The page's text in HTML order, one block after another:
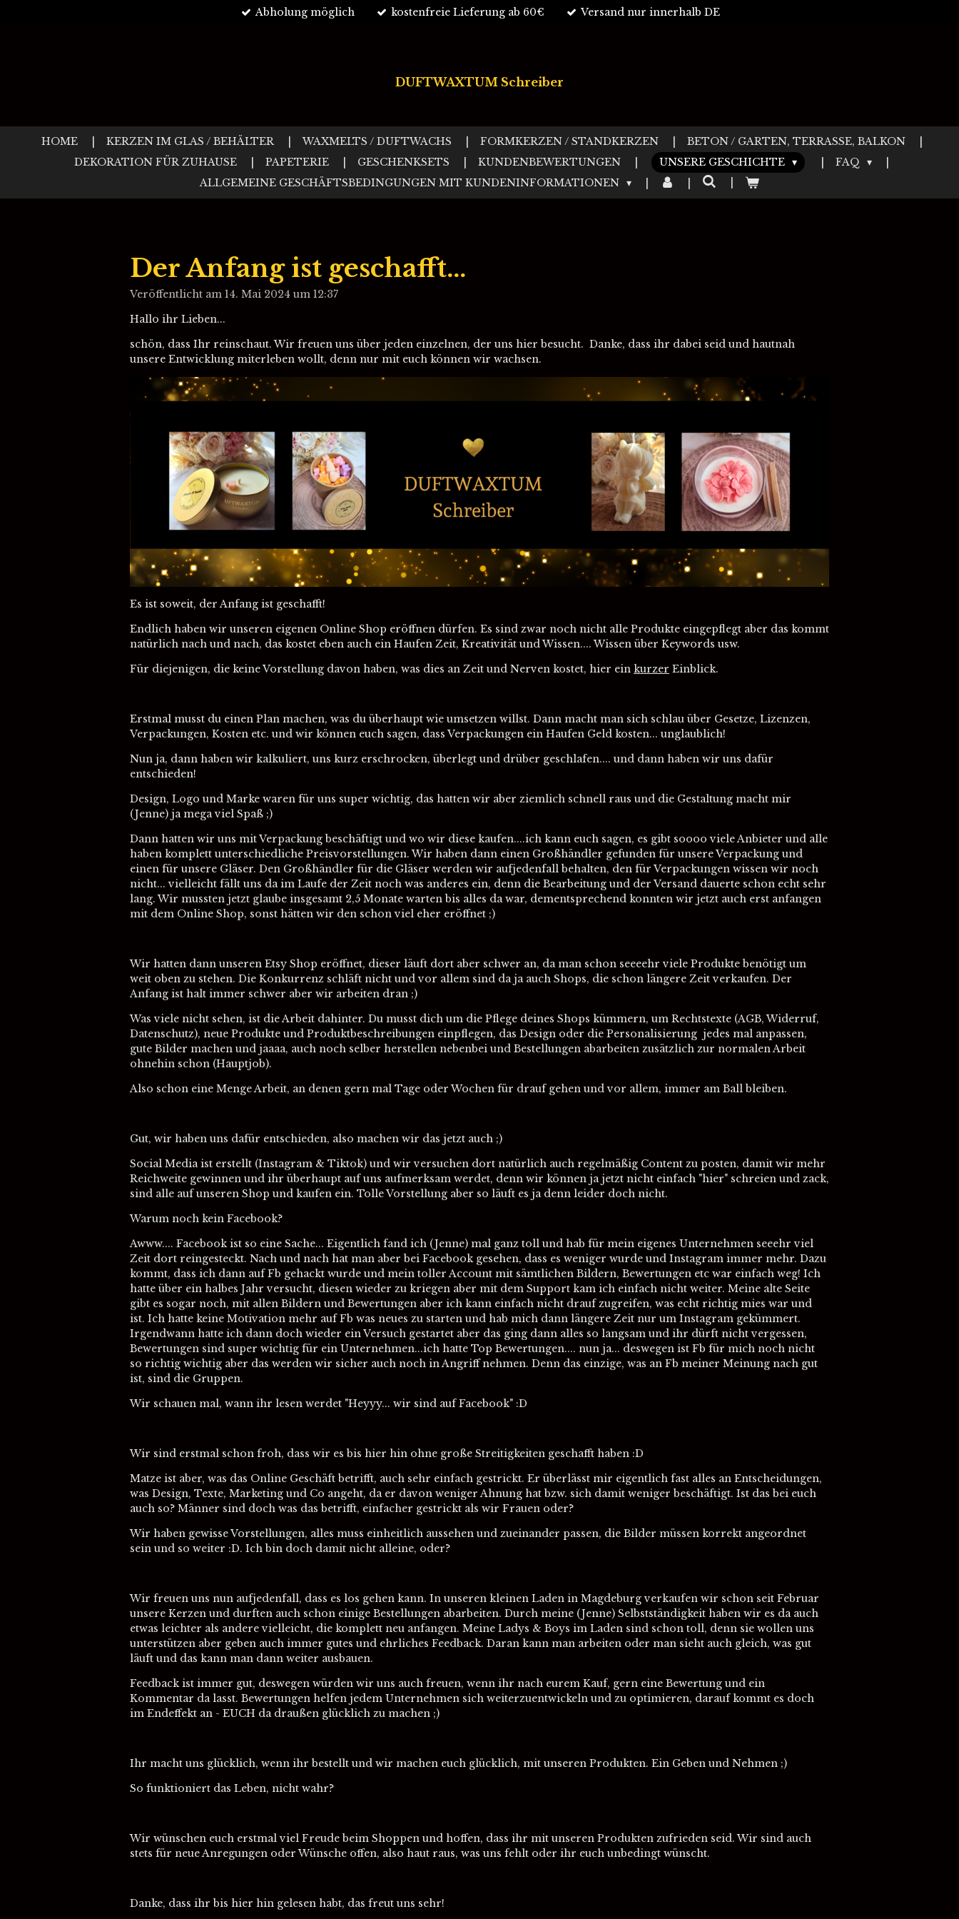
Abholung möglich kostenfreie Lieferung ab 60€ Versand nur innerhalb DE
DUFTWAXTUM Schreiber
HOME KERZEN IM GLAS / BEHÄLTER WAXMELTS / DUFTWACHS FORMKERZEN / STANDKERZEN
BETON / GARTEN, TERRASSE, BALKON
DEKORATION FÜR ZUHAUSE
PAPETERIE GESCHENKSETS KUNDENBEWERTUNGEN UNSERE GESCHICHTE
FAQ
ALLGEMEINE GESCHÄFTSBEDINGUNGEN MIT KUNDENINFORMATIONEN
Der Anfang ist geschafft...
Veröffentlicht am 14. Mai 2024 um 12:37
Hallo ihr Lieben...
schön, dass Ihr reinschaut. Wir freuen uns über jeden einzelnen, der uns hier besucht. Danke, dass ihr dabei seid und hautnah
unsere Entwicklung miterleben wollt, denn nur mit euch können wir wachsen.
Es ist soweit, der Anfang ist geschafft!
Endlich haben wir unseren eigenen Online Shop eröffnen dürfen. Es sind zwar noch nicht alle Produkte eingepflegt aber das kommt
natürlich nach und nach, das kostet eben auch ein Haufen Zeit, Kreativität und Wissen.... Wissen über Keywords usw.
Für diejenigen, die keine Vorstellung davon haben, was dies an Zeit und Nerven kostet, hier ein kurzer Einblick.
Erstmal musst du einen Plan machen, was du überhaupt wie umsetzen willst. Dann macht man sich schlau über Gesetze, Lizenzen,
Verpackungen, Kosten etc. und wir können euch sagen, dass Verpackungen ein Haufen Geld kosten... unglaublich!
Nun ja, dann haben wir kalkuliert, uns kurz erschrocken, überlegt und drüber geschlafen.... und dann haben wir uns dafür
entschieden!
Design, Logo und Marke waren für uns super wichtig, das hatten wir aber ziemlich schnell raus und die Gestaltung macht mir
(Jenne) ja mega viel Spaß ;)
Dann hatten wir uns mit Verpackung beschäftigt und wo wir diese kaufen....ich kann euch sagen, es gibt soooo viele Anbieter und alle
haben komplett unterschiedliche Preisvorstellungen. Wir haben dann einen Großhändler gefunden für unsere Verpackung und
einen für unsere Gläser. Den Großhändler für die Gläser werden wir aufjedenfall behalten, den für Verpackungen wissen wir noch
nicht... vielleicht fällt uns da im Laufe der Zeit noch was anderes ein, denn die Bearbeitung und der Versand dauerte schon echt sehr
lang. Wir mussten jetzt glaube insgesamt 2,5 Monate warten bis alles da war, dementsprechend konnten wir jetzt auch erst anfangen
mit dem Online Shop, sonst hätten wir den schon viel eher eröffnet ;)
Wir hatten dann unseren Etsy Shop eröffnet, dieser läuft dort aber schwer an, da man schon seeeehr viele Produkte benötigt um
weit oben zu stehen. Die Konkurrenz schläft nicht und vor allem sind da ja auch Shops, die schon längere Zeit verkaufen. Der
Anfang ist halt immer schwer aber wir arbeiten dran ;)
Was viele nicht sehen, ist die Arbeit dahinter. Du musst dich um die Pflege deines Shops kümmern, um Rechtstexte (AGB, Widerruf,
Datenschutz), neue Produkte und Produktbeschreibungen einpflegen, das Design oder die Personalisierung jedes mal anpassen,
gute Bilder machen und jaaaa, auch noch selber herstellen nebenbei und Bestellungen abarbeiten zusätzlich zur normalen Arbeit
ohnehin schon (Hauptjob).
Also schon eine Menge Arbeit, an denen gern mal Tage oder Wochen für drauf gehen und vor allem, immer am Ball bleiben.
Gut, wir haben uns dafür entschieden, also machen wir das jetzt auch ;)
Social Media ist erstellt (Instagram & Tiktok) und wir versuchen dort natürlich auch regelmäßig Content zu posten, damit wir mehr
Reichweite gewinnen und ihr überhaupt auf uns aufmerksam werdet, denn wir können ja jetzt nicht einfach "hier" schreien und zack,
sind alle auf unseren Shop und kaufen ein. Tolle Vorstellung aber so läuft es ja denn leider doch nicht.
Warum noch kein Facebook?
Awww.... Facebook ist so eine Sache... Eigentlich fand ich (Jenne) mal ganz toll und hab für mein eigenes Unternehmen seeehr viel
Zeit dort reingesteckt. Nach und nach hat man aber bei Facebook gesehen, dass es weniger wurde und Instagram immer mehr. Dazu
kommt, dass ich dann auf Fb gehackt wurde und mein toller Account mit sämtlichen Bildern, Bewertungen etc war einfach weg! Ich
hatte über ein halbes Jahr versucht, diesen wieder zu kriegen aber mit dem Support kam ich einfach nicht weiter. Meine alte Seite
gibt es sogar noch, mit allen Bildern und Bewertungen aber ich kann einfach nicht drauf zugreifen, was echt richtig mies war und
ist. Ich hatte keine Motivation mehr auf Fb was neues zu starten und hab mich dann längere Zeit nur um Instagram gekümmert.
Irgendwann hatte ich dann doch wieder ein Versuch gestartet aber das ging dann alles so langsam und ihr dürft nicht vergessen,
Bewertungen sind super wichtig für ein Unternehmen...ich hatte Top Bewertungen.... nun ja... deswegen ist Fb für mich noch nicht
so richtig wichtig aber das werden wir sicher auch noch in Angriff nehmen. Denn das einzige, was an Fb meiner Meinung nach gut
ist, sind die Gruppen.
Wir schauen mal, wann ihr lesen werdet "Heyyy... wir sind auf Facebook" :D
Wir sind erstmal schon froh, dass wir es bis hier hin ohne große Streitigkeiten geschafft haben :D
Matze ist aber, was das Online Geschäft betrifft, auch sehr einfach gestrickt. Er überlässt mir eigentlich fast alles an Entscheidungen,
was Design, Texte, Marketing und Co angeht, da er davon weniger Ahnung hat bzw. sich damit weniger beschäftigt. Ist das bei euch
auch so? Männer sind doch was das betrifft, einfacher gestrickt als wir Frauen oder?
Wir haben gewisse Vorstellungen, alles muss einheitlich aussehen und zueinander passen, die Bilder müssen korrekt angeordnet
sein und so weiter :D. Ich bin doch damit nicht alleine, oder?
Wir freuen uns nun aufjedenfall, dass es los gehen kann. In unseren kleinen Laden in Magdeburg verkaufen wir schon seit Februar
unsere Kerzen und durften auch schon einige Bestellungen abarbeiten. Durch meine (Jenne) Selbstständigkeit haben wir es da auch
etwas leichter als andere vielleicht, die komplett neu anfangen. Meine Ladys & Boys im Laden sind schon toll, denn sie wollen uns
unterstützen aber geben auch immer gutes und ehrliches Feedback. Daran kann man arbeiten oder man sieht auch gleich, was gut
läuft und das kann man dann weiter ausbauen.
Feedback ist immer gut, deswegen würden wir uns auch freuen, wenn ihr nach eurem Kauf, gern eine Bewertung und ein
Kommentar da lasst. Bewertungen helfen jedem Unternehmen sich weiterzuentwickeln und zu optimieren, darauf kommt es doch
im Endeffekt an - EUCH da draußen glücklich zu machen ;)
Ihr macht uns glücklich, wenn ihr bestellt und wir machen euch glücklich, mit unseren Produkten. Ein Geben und Nehmen ;)
So funktioniert das Leben, nicht wahr?
Wir wünschen euch erstmal viel Freude beim Shoppen und hoffen, dass ihr mit unseren Produkten zufrieden seid. Wir sind auch
stets für neue Anregungen oder Wünsche offen, also haut raus, was uns fehlt oder ihr euch unbedingt wünscht.
Danke, dass ihr bis hier hin gelesen habt, das freut uns sehr!